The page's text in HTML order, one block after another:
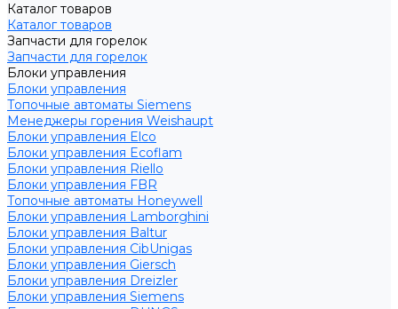
Каталог товаров
Каталог товаров
Запчасти для горелок
Запчасти для горелок
Блоки управления
Блоки управления
Топочные автоматы Siemens
Менеджеры горения Weishaupt
Блоки управления Elco
Блоки управления Ecoflam
Блоки управления Riello
Блоки управления FBR
Топочные автоматы Honeywell
Блоки управления Lamborghini
Блоки управления Baltur
Блоки управления CibUnigas
Блоки управления Giersch
Блоки управления Dreizler
Блоки управления Siemens